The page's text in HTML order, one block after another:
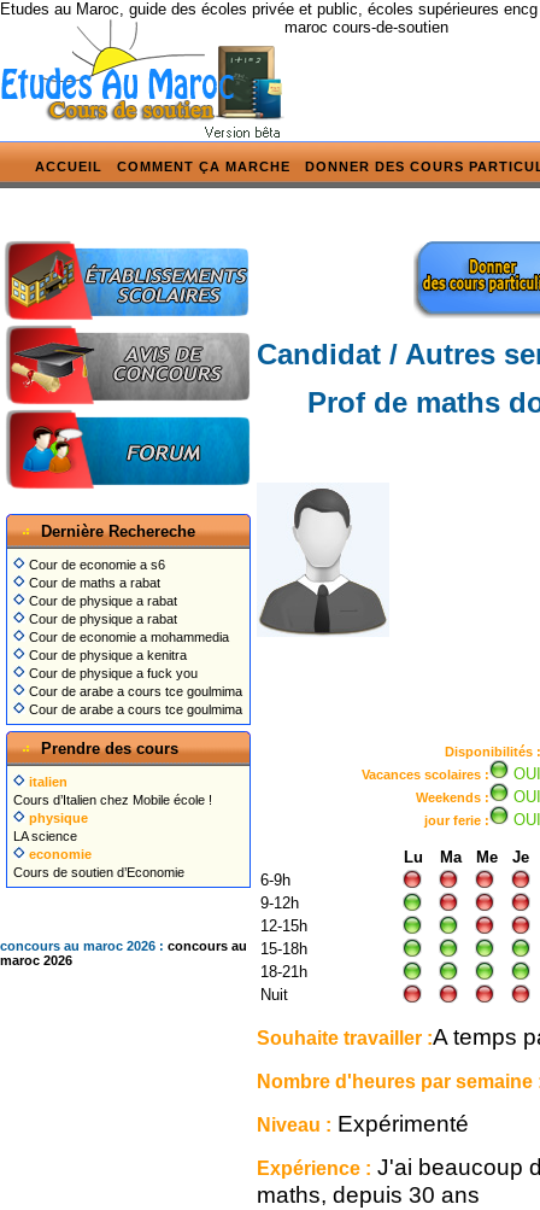
Etudes au Maroc, guide des écoles privée et public, écoles supérieures
maroc cours-de-soutien
ACCUEIL COMMENT ÇA MARCHE DONNER DES COURS
Dernière Rechereche
Cour de economie a s6
Cour de maths a rabat
Cour de physique a rabat
Cour de physique a rabat
Cour de economie a mohammedia
Cour de physique a kenitra
Cour de physique a fuck you
Cour de arabe a cours tce goulmima
Cour de arabe a cours tce goulmima
Prendre des cours
italien
Cours d’Italien chez Mobile école !
physique
LA science
economie
Cours de soutien d’Economie
concours au maroc 2026 : concours au
maroc 2026
Candidat / Autres
Prof de maths
Disponibilités :
Vacances scolaires :
OUI
Weekends : OUI
jour ferie : OUI
Lu Ma Me
Je
6-9h
9-12h
12-15h
15-18h
18-21h
Nuit
Souhaite travailler :A temps
Nombre d'heures par semaine
Niveau : Expérimenté
Expérience : J'ai beaucoup
maths, depuis 30 ans